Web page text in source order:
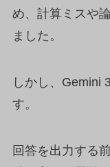
め、計算ミスや
ました。
しかし、Gemini
す。
回答を出力する前